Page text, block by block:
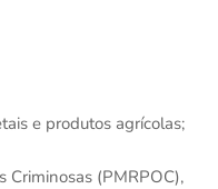
e produtos agrícolas;
Criminosas (PMRPOC),